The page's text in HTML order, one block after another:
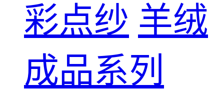
彩点纱 羊绒
成品系列